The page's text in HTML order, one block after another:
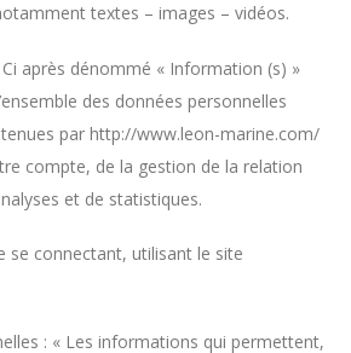
textes – images – vidéos.
après dénommé « Information (s) »
des données personnelles
par http://www.leon-marine.com/
compte, de la gestion de la relation
et de statistiques.
se connectant, utilisant le site
: « Les informations qui permettent,